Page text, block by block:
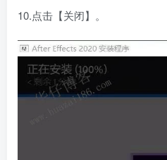
10.点击【关闭】。